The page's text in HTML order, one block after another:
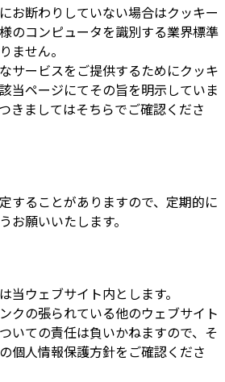
お断わりしていない場合はクッキー
のコンピュータを識別する業界標準
ません。
サービスをご提供するためにクッキ
当ページにてその旨を明示していま
きましてはそちらでご確認くださ
することがありますので、定期的に
お願いいたします。
当ウェブサイト内とします。
クの張られている他のウェブサイト
いての責任は負いかねますので、そ
個人情報保護方針をご確認くださ